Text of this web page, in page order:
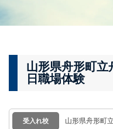
山形県舟形町立
日職場体験
受入れ校 山形県舟形町